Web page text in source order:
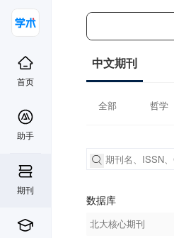
首页
助手
期刊
中文期刊
全部 哲学
数据库
北大核心期刊